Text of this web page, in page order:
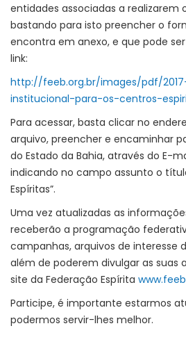
entidades associadas a realizarem
bastando para isto preencher o
encontra em anexo, e que pode
link:
http://feeb.org.br/images/pdf/
institucional-para-os-centros-
Para acessar, basta clicar no
arquivo, preencher e encaminhar
do Estado da Bahia, através do E-
indicando no campo assunto o
Espíritas”.
Uma vez atualizadas as
receberão a programação
campanhas, arquivos de interesse
além de poderem divulgar as suas
site da Federação Espírita
Participe, é importante estarmos
podermos servir-lhes melhor.